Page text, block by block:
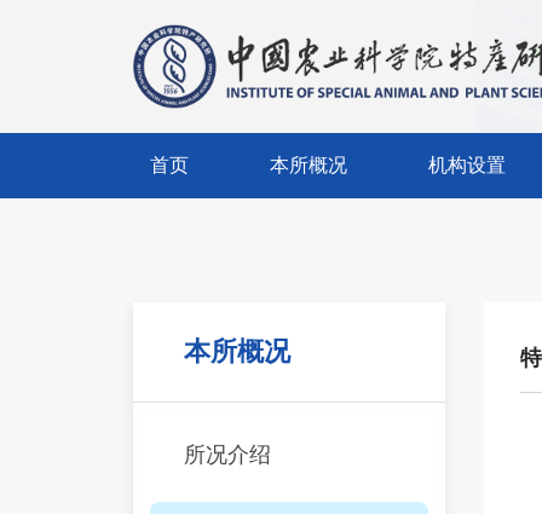
历史沿革
首页 本所概况 机构设置
本所概况
所况介绍